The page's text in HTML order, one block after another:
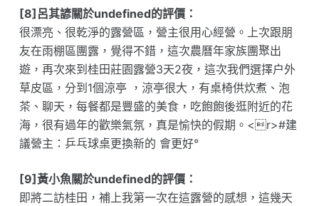
[8]呂其諺關於undefined的評價：
很漂亮、很乾淨的露營區，營主很用心經營。上次跟朋
友在雨棚區團露，覺得不錯，這次農曆年家族團聚出
遊，再次來到桂田莊園露營3天2夜，這次我們選擇户外
草皮區，分到1個涼亭 ，涼亭很大，有桌椅供炊煮、泡
茶、聊天，每餐都是豐盛的美食，吃飽飽後逛附近的花
海，很有過年的歡樂氣氛，真是愉快的假期。<r>#建
議營主：乒乓球桌更換新的 會更好°
[9]黃小魚關於undefined的評價：
即將二訪桂田，補上我第一次在這露營的感想，這幾天